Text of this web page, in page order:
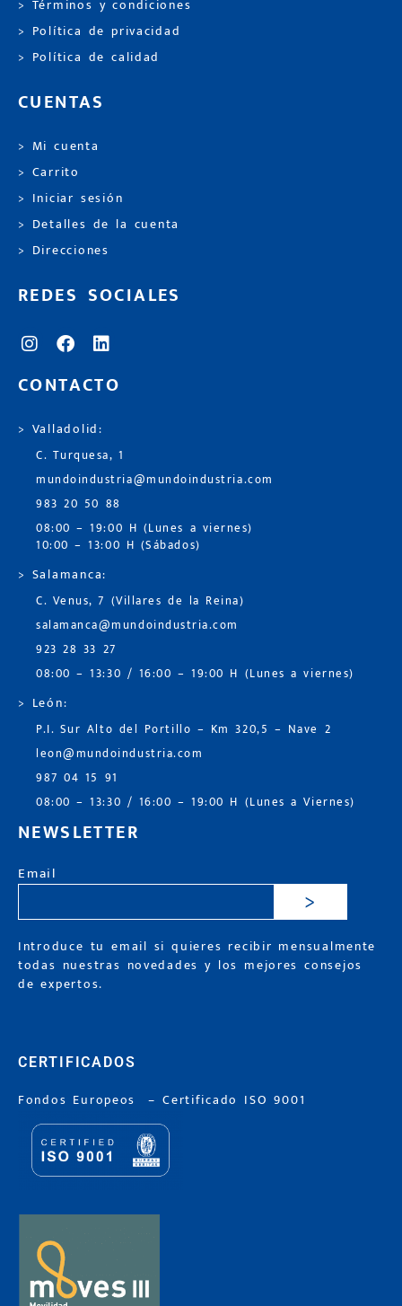
> Términos y condiciones
> Política de privacidad
> Política de calidad
CUENTAS
> Mi cuenta
> Carrito
> Iniciar sesión
> Detalles de la cuenta
> Direcciones
REDES SOCIALES
CONTACTO
> Valladolid:
C. Turquesa, 1
mundoindustria@mundoindustria.com
983 20 50 88
08:00 – 19:00 H (Lunes a viernes)
10:00 – 13:00 H (Sábados)
> Salamanca:
C. Venus, 7 (Villares de la Reina)
salamanca@mundoindustria.com
923 28 33 27
08:00 – 13:30 / 16:00 – 19:00 H (Lunes a viernes)
> León:
P.I. Sur Alto del Portillo – Km 320,5 – Nave 2
leon@mundoindustria.com
987 04 15 91
08:00 – 13:30 / 16:00 – 19:00 H (Lunes a Viernes)
NEWSLETTER
Email
>
Introduce tu email si quieres recibir mensualmente
todas nuestras novedades y los mejores consejos
de expertos.
CERTIFICADOS
Fondos Europeos –Certificado ISO 9001